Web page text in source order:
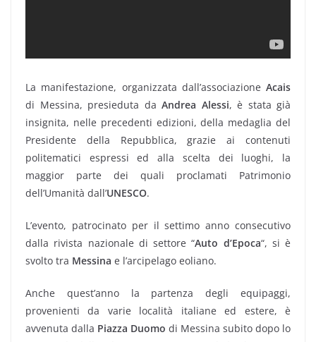
La manifestazione, organizzata dall’associazione Acais
di Messina, presieduta da Andrea Alessi, è stata già
insignita, nelle precedenti edizioni, della medaglia del
Presidente della Repubblica, grazie ai contenuti
politematici espressi ed alla scelta dei luoghi, la
maggior parte dei quali proclamati Patrimonio
dell’Umanità dall’UNESCO.
L’evento, patrocinato per il settimo anno consecutivo
dalla rivista nazionale di settore “Auto d’Epoca“, si è
svolto tra Messina e l’arcipelago eoliano.
Anche quest’anno la partenza degli equipaggi,
provenienti da varie località italiane ed estere, è
avvenuta dalla Piazza Duomo di Messina subito dopo lo